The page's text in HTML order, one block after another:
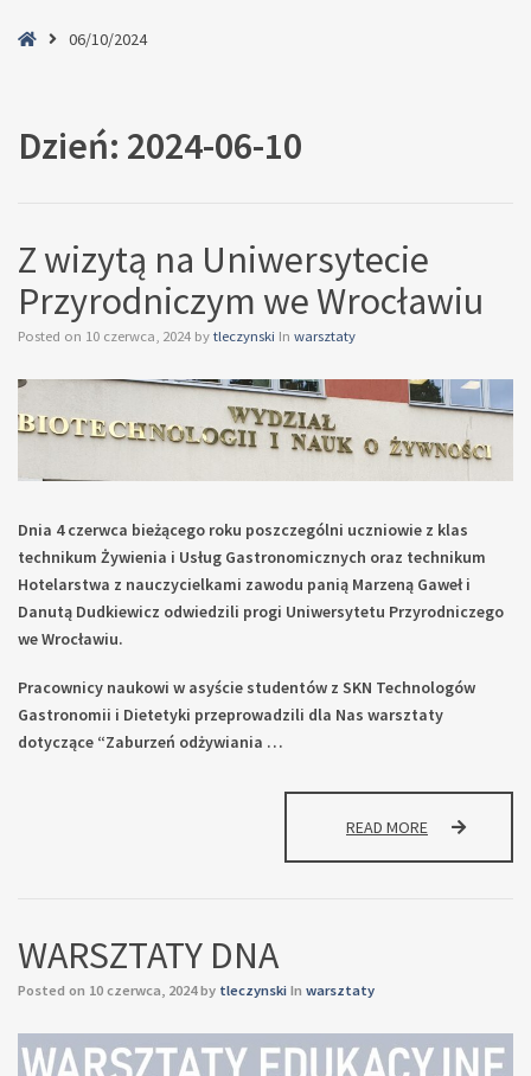
Home06/10/2024
Dzień: 2024-06-10
Z wizytą na Uniwersytecie
Przyrodniczym we Wrocławiu
Posted on 10 czerwca, 2024 by tleczynski In warsztaty
Dnia 4 czerwca bieżącego roku poszczególni uczniowie z klas
technikum Żywienia i Usług Gastronomicznych oraz technikum
Hotelarstwa z nauczycielkami zawodu panią Marzeną Gaweł i
Danutą Dudkiewicz odwiedzili progi Uniwersytetu Przyrodniczego
we Wrocławiu.
Pracownicy naukowi w asyście studentów z SKN Technologów
Gastronomii i Dietetyki przeprowadzili dla Nas warsztaty
dotyczące “Zaburzeń odżywiania …
READ MORE
WARSZTATY DNA
Posted on 10 czerwca, 2024 by tleczynski In warsztaty